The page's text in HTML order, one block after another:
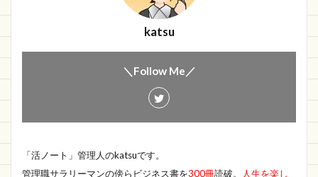
katsu
＼Follow Me／
「活ノート」管理人のkatsuです。
管理職サラリーマンの傍らビジネス書を300冊読破。
人生を楽し